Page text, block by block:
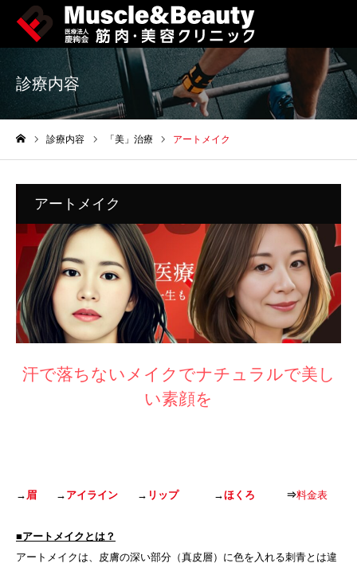
診療内容
診療内容 「美」治療 アートメイク
アートメイク
汗で落ちないメイクでナチュラルで美し
い素顔を
→ 眉 → アイライン → リップ→ほくろ ⇒料金表
■アートメイクとは？
アートメイクは、皮膚の深い部分（真皮層）に色を入れる刺青とは違